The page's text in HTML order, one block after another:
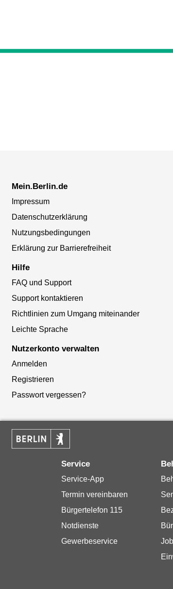
Mein.Berlin.de
Impressum
Datenschutzerklärung
Nutzungsbedingungen
Erklärung zur Barrierefreiheit
Hilfe
FAQ und Support
Support kontaktieren
Richtlinien zum Umgang miteinander
Leichte Sprache
Nutzerkonto verwalten
Anmelden
Registrieren
Passwort vergessen?
Service
Service-App
Termin vereinbaren
Bürgertelefon 115
Notdienste
Gewerbeservice